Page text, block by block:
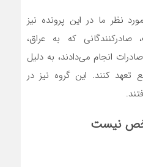
نظر ما در این پرونده نیز
که به عراق،
افغانستان و کشورهای CIS صادرات انجام می‌دادند، به دلیل
تعهد کنند. این گروه نیز در
نیست